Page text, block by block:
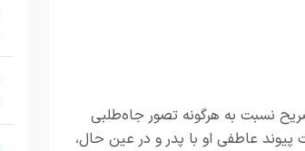
نسبت به هرگونه تصور جاه‌طلبی
عاطفی او با پدر و در عین حال،